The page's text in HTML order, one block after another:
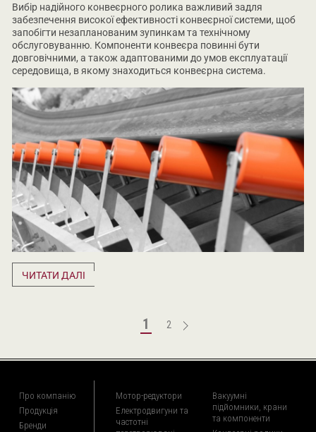
Вибір надійного конвеєрного ролика важливий задля
забезпечення високої ефективності конвеєрної системи, щоб
запобігти незапланованим зупинкам та технічному
обслуговуванню. Компоненти конвеєра повинні бути
довговічними, а також адаптованими до умов експлуатації
середовища, в якому знаходиться конвеєрна система.
ЧИТАТИ ДАЛІ
1 2
Про компанію
Продукція
Бренди
Мотор-редуктори
Електродвигуни та
частотні
Вакуумні
підйомники, крани
та компоненти